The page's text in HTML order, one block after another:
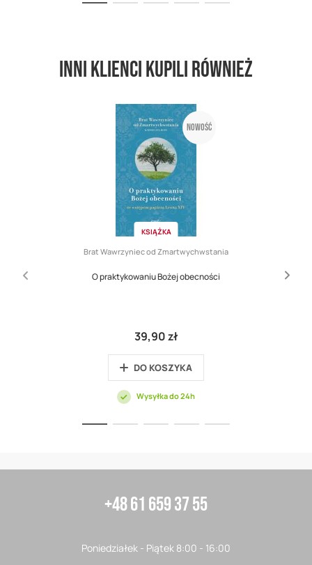
Inni klienci kupili również
Nowość
KSIĄŻKA
Brat Wawrzyniec od Zmartwychwstania
O praktykowaniu Bożej obecności
39,90 zł
DO KOSZYKA
Wysyłka do 24h
+48 61 659 37 55
Poniedziałek - Piątek 8:00 - 16:00